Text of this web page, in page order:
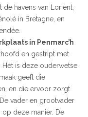
havens van Lorient,
in Bretagne, en
in Penmarc’h
en gestript met
is deze ouderwetse
geeft die
en die ervoor zorgt
vader en grootvader
op deze manier. De